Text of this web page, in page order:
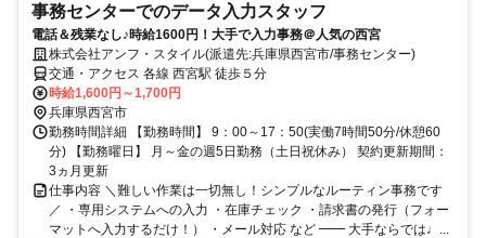
事務センターでのデータ入力スタッフ
電話＆残業なし♪時給1600円！大手で入力事務＠人気の西宮
株式会社アンフ・スタイル(派遣先:兵庫県西宮市/事務センター)
交通・アクセス 各線 西宮駅 徒歩５分
時給1,600円～1,700円
兵庫県西宮市
勤務時間詳細 【勤務時間】 9：00～17：50(実働7時間50分/休憩60
分) 【勤務曜日】 月～金の週5日勤務（土日祝休み） 契約更新期間：
3ヵ月更新
仕事内容 ＼難しい作業は一切無し！シンプルなルーティン事務です
／ ・専用システムへの入力 ・在庫チェック ・請求書の発行（フォー
マットへ入力するだけ！） ・メール対応 など ━━ 大手ならでは♩...